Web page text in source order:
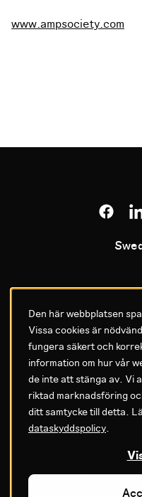
Den här webbplatsen
Vissa cookies är
fungera säkert och
information om hur vår
de inte att stänga av. Vi
riktad marknadsföring
ditt samtycke till detta.
dataskyddspolicy.
www.ampsociety.com